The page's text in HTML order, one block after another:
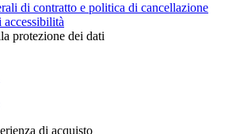
di contratto e politica di cancellazione
protezione dei dati
di acquisto